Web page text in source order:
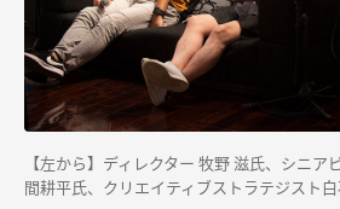
【左から】ディレクター 牧野 滋氏、シニア
間耕平氏、クリエイティブストラテジスト